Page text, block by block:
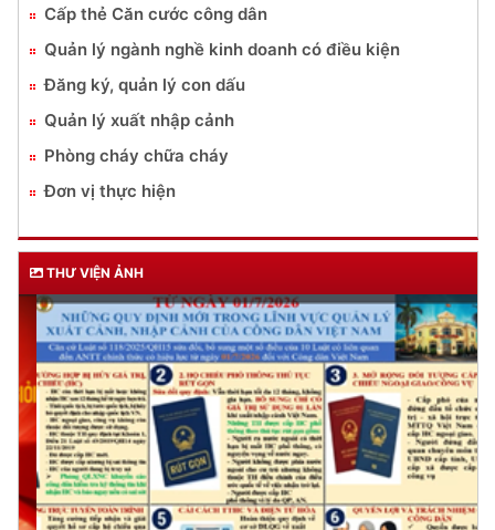
Cấp thẻ Căn cước công dân
Quản lý ngành nghề kinh doanh có điều kiện
Đăng ký, quản lý con dấu
Quản lý xuất nhập cảnh
Phòng cháy chữa cháy
Đơn vị thực hiện
THƯ VIỆN ẢNH